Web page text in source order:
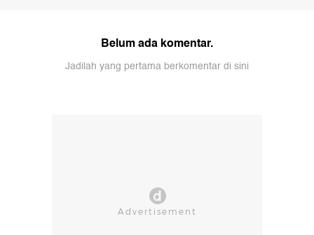
Belum ada komentar.
Jadilah yang pertama berkomentar di sini